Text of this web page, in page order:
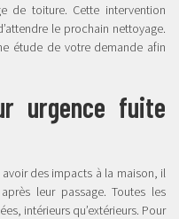
de toiture. Cette intervention
le prochain nettoyage.
étude de votre demande afin
urgence fuite
des impacts à la maison, il
leur passage. Toutes les
intérieurs qu’extérieurs. Pour